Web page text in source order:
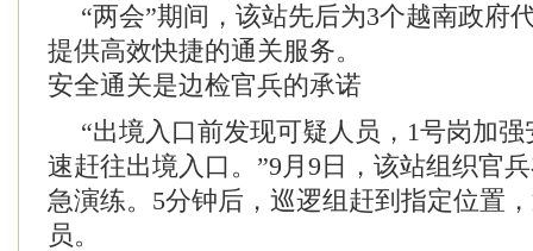
“两会”期间，该站先后为3个越南政府
提供高效快捷的通关服务。
安全通关是边检官兵的承诺
“出境入口前发现可疑人员，1号岗加
速赶往出境入口。”9月9日，该站组织官
急演练。5分钟后，巡逻组赶到指定位置
员。